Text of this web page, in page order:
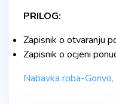
PRILOG:
Zapisnik o otvaranju
Zapisnik o ocjeni
Nabavka roba-